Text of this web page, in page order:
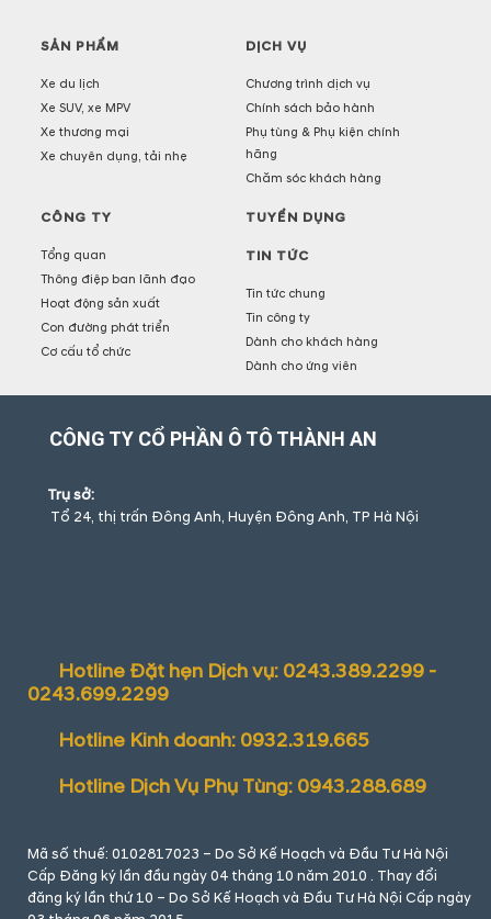
SẢN PHẨM
Xe du lịch
Xe SUV, xe MPV
Xe thương mại
Xe chuyên dụng, tải nhẹ
DỊCH VỤ
Chương trình dịch vụ
Chính sách bảo hành
Phụ tùng & Phụ kiện chính
hãng
Chăm sóc khách hàng
CÔNG TY
Tổng quan
Thông điệp ban lãnh đạo
Hoạt động sản xuất
Con đường phát triển
Cơ cấu tổ chức
TUYỂN DỤNG
TIN TỨC
Tin tức chung
Tin công ty
Dành cho khách hàng
Dành cho ứng viên
CÔNG TY CỔ PHẦN Ô TÔ THÀNH AN
Trụ sở:
Tổ 24, thị trấn Đông Anh, Huyện Đông Anh, TP Hà Nội
Hotline Đặt hẹn Dịch vụ: 0243.389.2299 -
0243.699.2299
Hotline Kinh doanh: 0932.319.665
Hotline Dịch Vụ Phụ Tùng: 0943.288.689
Mã số thuế: 0102817023 – Do Sở Kế Hoạch và Đầu Tư Hà Nội
Cấp Đăng ký lần đầu ngày 04 tháng 10 năm 2010 . Thay đổi
đăng ký lần thứ 10 – Do Sở Kế Hoạch và Đầu Tư Hà Nội Cấp ngày